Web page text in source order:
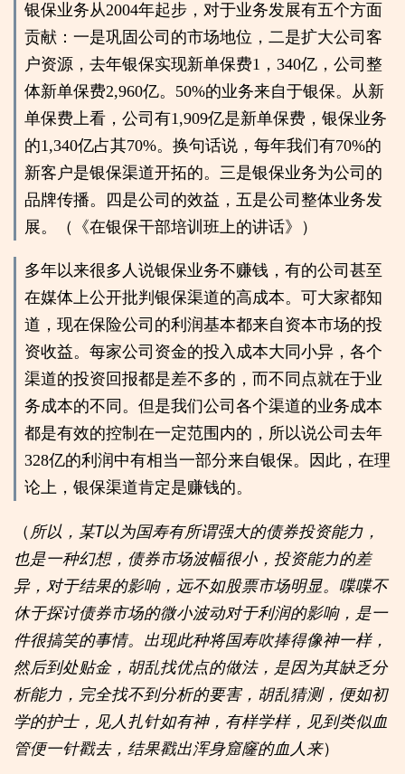
银保业务从2004年起步，对于业务发展有五个方面
贡献：一是巩固公司的市场地位，二是扩大公司客
户资源，去年银保实现新单保费1，340亿，公司整
体新单保费2,960亿。50%的业务来自于银保。从新
单保费上看，公司有1,909亿是新单保费，银保业务
的1,340亿占其70%。换句话说，每年我们有70%的
新客户是银保渠道开拓的。三是银保业务为公司的
品牌传播。四是公司的效益，五是公司整体业务发
展。（《在银保干部培训班上的讲话》）
多年以来很多人说银保业务不赚钱，有的公司甚至
在媒体上公开批判银保渠道的高成本。可大家都知
道，现在保险公司的利润基本都来自资本市场的投
资收益。每家公司资金的投入成本大同小异，各个
渠道的投资回报都是差不多的，而不同点就在于业
务成本的不同。但是我们公司各个渠道的业务成本
都是有效的控制在一定范围内的，所以说公司去年
328亿的利润中有相当一部分来自银保。因此，在理
论上，银保渠道肯定是赚钱的。
（ 所以，某T以为国寿有所谓强大的债券投资能力，
也是一种幻想，债券市场波幅很小，投资能力的差
异，对于结果的影响，远不如股票市场明显。喋喋不
休于探讨债券市场的微小波动对于利润的影响，是一
件很搞笑的事情。出现此种将国寿吹捧得像神一样，
然后到处贴金，胡乱找优点的做法，是因为其缺乏分
析能力，完全找不到分析的要害，胡乱猜测，便如初
学的护士，见人扎针如有神，有样学样，见到类似血
管便一针戳去，结果戳出浑身窟窿的血人来）